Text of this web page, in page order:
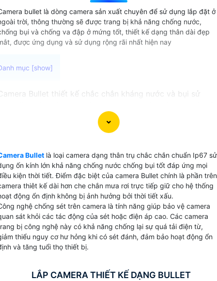
bullet là dòng camera sản xuất chuyên để sử dụng lắp đặt ở
trời, thông thường sẽ được trang bị khả năng chống nước,
bụi và chống va đập ở mứng tốt, thiết kế dạng thân dài đẹp
được ứng dụng và sử dụng rộng rãi nhất hiện nay
Bullet thiết kế chắc chắn kháng nước và bụi sử
đêm. Camera Bullet thường được ứng dụng cho công
ngoại trời như nhà xưởng khu công nghiệp hoặc giám
và tỏa nhiệt cao camera Bullet này thực sự là sự lựa
đáng tin cậy cho nhu cầu giám sát ngoại trời của bạn.
Bullet là loại camera dạng thân trụ chắc chắn chuẩn Ip67 sử
ốn kính lớn khả năng chống nước chống bụi tốt đáp ứng mọi
kiện thời tiết. Điểm đặc biệt của camera Bullet chính là phần trên
thiêt kế dài hơn che chắn mưa rơi trực tiếp giữ cho hệ thống
động ổn định không bị ảnh hưởng bởi thời tiết xấu.
nghệ chống sét trên camera là tính năng giúp bảo vệ camera
sát khỏi các tác động của sét hoặc điện áp cao. Các camera
bị công nghệ này có khả năng chống lại sự quá tải điện từ,
thiểu nguy cơ hư hỏng khi có sét đánh, đảm bảo hoạt động ổn
và tăng tuổi thọ thiết bị.
LẮP CAMERA THIẾT KẾ DẠNG BULLET